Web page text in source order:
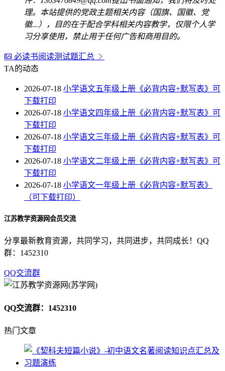
理。本站提供的党政主题相关内容（国旗、国徽、党
徽...），目的在于配合学科相关内容教学，仅限个人学
习分享使用，禁止用于任何广告和商用目的。
必读书阅读测试题汇总
TA的动态
2026-07-18 小学语文五年级上册《必背内容+默写表》可
下载打印
2026-07-18 小学语文四年级上册《必背内容+默写表》可
下载打印
2026-07-18 小学语文三年级上册《必背内容+默写表》可
下载打印
2026-07-18 小学语文二年级上册《必背内容+默写表》可
下载打印
2026-07-18 小学语文一年级上册《必背内容+默写表》
（可下载打印）
江苏教学资源网会员交流
分享最新教育资源，共同学习，共同进步，共同成长！QQ
群：1452310
QQ交流群
QQ交流群：1452310
热门文章